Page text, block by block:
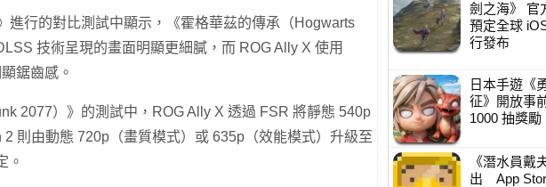
進行的對比測試中顯示，《霍格華茲的傳承（Hogwarts
技術呈現的畫面明顯更細膩，而 ROG Ally X 使用
鋸齒感。
2077）》的測試中，ROG Ally X 透過 FSR 將靜態 540p
則由動態 720p（畫質模式）或 635p（效能模式）升級至
。
劍之海》 官
預定全球
行發布
日本手遊《
征》開放事
1000 抽獎勵
《潛水員戴
出 App